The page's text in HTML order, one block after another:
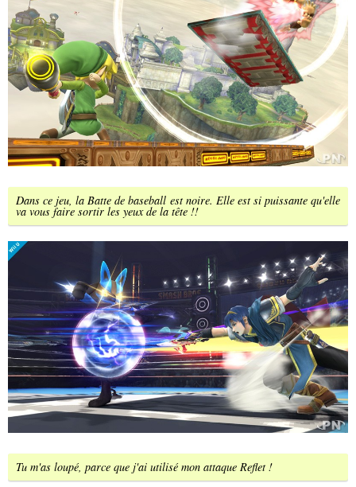
Dans ce jeu, la Batte de baseball est noire. Elle est si puissante qu'elle
va vous faire sortir les yeux de la tête !!
Tu m'as loupé, parce que j'ai utilisé mon attaque Reflet !